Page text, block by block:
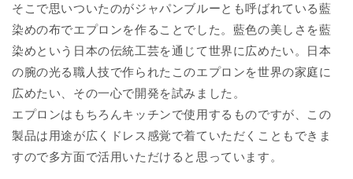
そこで思いついたのがジャパンブルーとも呼ばれている藍
染めの布でエプロンを作ることでした。藍色の美しさを藍
染めという日本の伝統工芸を通じて世界に広めたい。日本
の腕の光る職人技で作られたこのエプロンを世界の家庭に
広めたい、その一心で開発を試みました。
エプロンはもちろんキッチンで使用するものですが、この
製品は用途が広くドレス感覚で着ていただくこともできま
すので多方面で活用いただけると思っています。